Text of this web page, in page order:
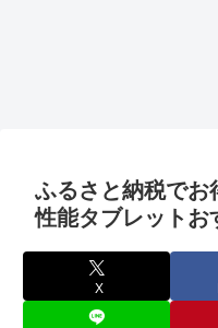
ふるさと納税でお
性能タブレットお
X